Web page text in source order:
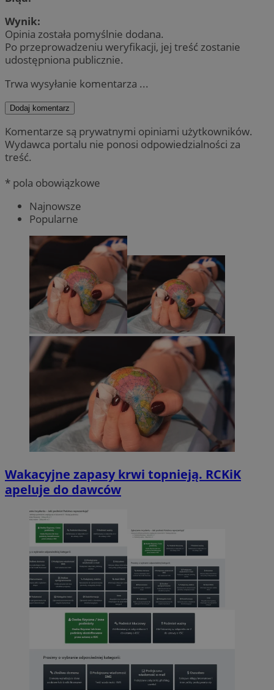
Wynik:
Opinia została pomyślnie dodana.
Po przeprowadzeniu weryfikacji, jej treść zostanie
udostępniona publicznie.
Trwa wysyłanie komentarza ...
Dodaj komentarz
Komentarze są prywatnymi opiniami użytkowników.
Wydawca portalu nie ponosi odpowiedzialności za
treść.
* pola obowiązkowe
Najnowsze
Popularne
Wakacyjne zapasy krwi topnieją. RCKiK
apeluje do dawców